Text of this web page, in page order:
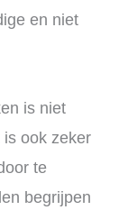
en niet
is niet
ook zeker
te
begrijpen